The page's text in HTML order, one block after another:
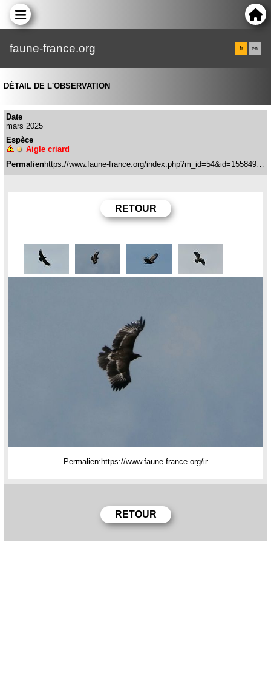
faune-france.org fr en
DÉTAIL DE L'OBSERVATION
Date
mars 2025
Espèce
Aigle criard
Permalien
Permalien: